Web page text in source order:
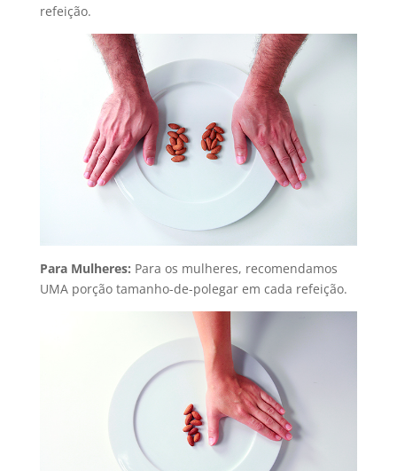
refeição.
Para Mulheres: Para os mulheres, recomendamos
UMA porção tamanho-de-polegar em cada refeição.